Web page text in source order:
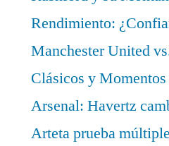
Rendimiento:
Manchester United
Clásicos y
Arsenal: Havertz
Arteta prueba